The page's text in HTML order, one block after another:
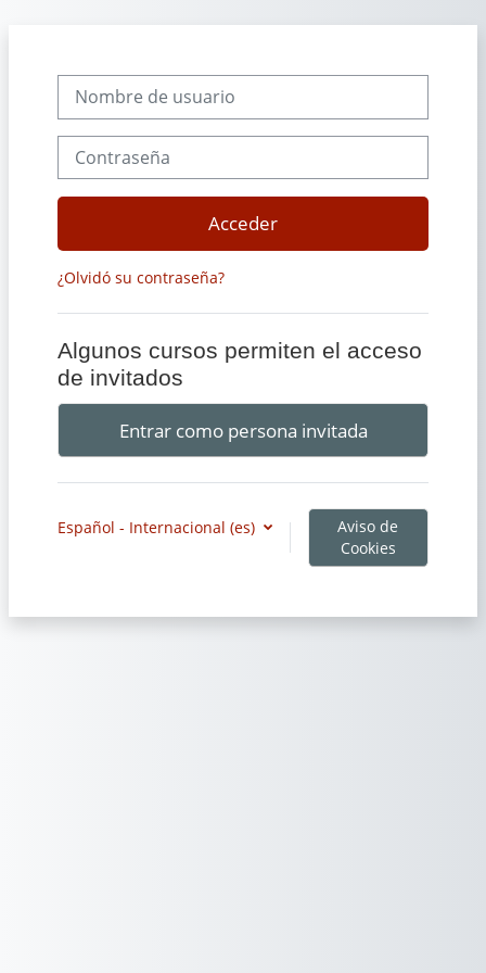
Nombre de usuario
Acceder
¿Olvidó su contraseña?
Algunos cursos permiten el acceso
de invitados
Entrar como persona invitada
Español - Internacional ‎(es)‎
Aviso de
Cookies